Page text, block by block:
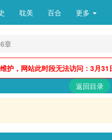
耽美 百合 更多
章
护，网站此时段无法访问：3月31
返回目录